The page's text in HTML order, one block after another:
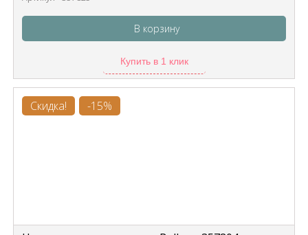
В корзину
Купить в 1 клик
Скидка! -15%